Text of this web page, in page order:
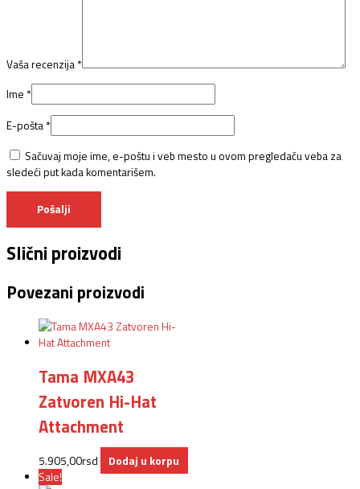
Vaša recenzija *
Ime *
E-pošta *
Sačuvaj moje ime, e-poštu i veb mesto u ovom pregledaču veba za
sledeći put kada komentarišem.
Slični proizvodi
Povezani proizvodi
Tama MXA43
Zatvoren Hi-Hat
Attachment
5.905,00rsd
Dodaj u korpu
Sale!